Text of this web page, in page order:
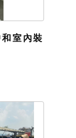
室內裝